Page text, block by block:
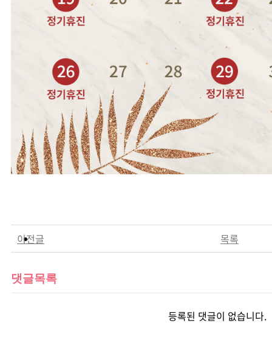
이전글 목록
댓글목록
등록된 댓글이 없습니다.